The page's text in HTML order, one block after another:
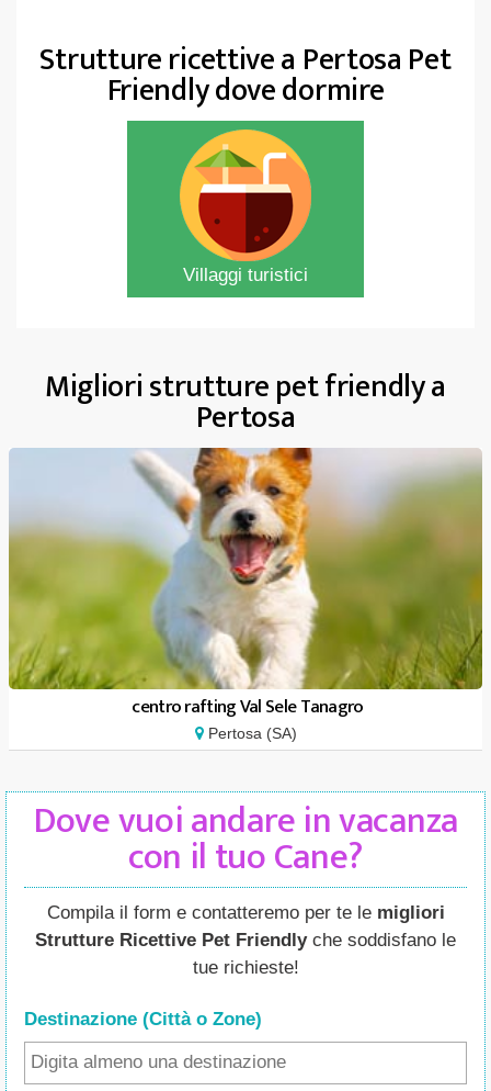
Strutture ricettive a Pertosa Pet
Friendly dove dormire
Villaggi turistici
Migliori strutture pet friendly a
Pertosa
centro rafting Val Sele Tanagro
Pertosa (SA)
Dove vuoi andare in vacanza
con il tuo Cane?
Compila il form e contatteremo per te le migliori
Strutture Ricettive Pet Friendlyche soddisfano le
tue richieste!
Destinazione (Città o Zone)